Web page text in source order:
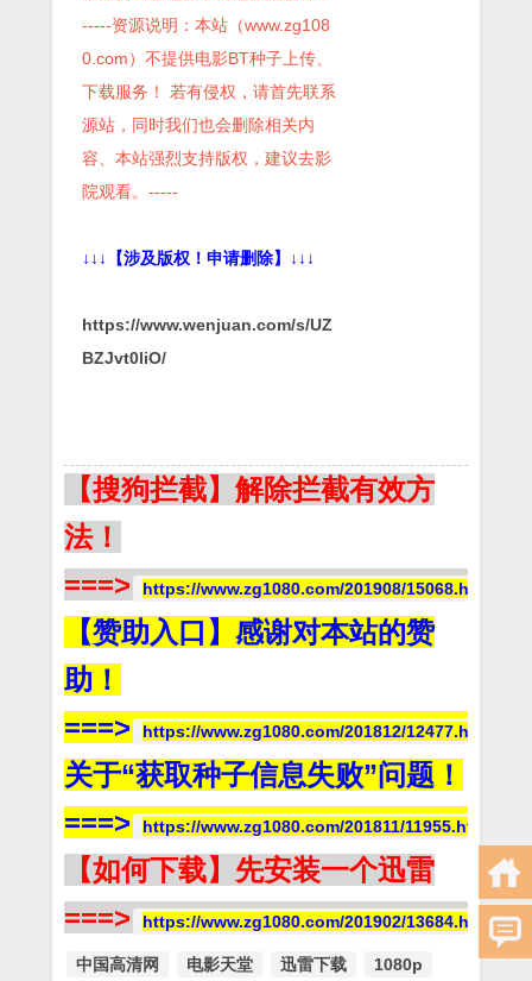
-----资源说明：本站（www.zg108
0.com）不提供电影BT种子上传、
下载服务！ 若有侵权，请首先联系
源站，同时我们也会删除相关内
容、本站强烈支持版权，建议去影
院观看。-----
↓↓↓【涉及版权！申请删除】↓↓↓
https://www.wenjuan.com/s/UZ
BZJvt0liO/
【搜狗拦截】解除拦截有效方
法！
===>
https://www.zg1080.com/201908/15068.html
【赞助入口】感谢对本站的赞
助！
===>
https://www.zg1080.com/201812/12477.html
关于“获取种子信息失败”问题！
===>
https://www.zg1080.com/201811/11955.html
【如何下载】先安装一个迅雷
===>
https://www.zg1080.com/201902/13684.html
中国高清网 电影天堂 迅雷下载 1080p